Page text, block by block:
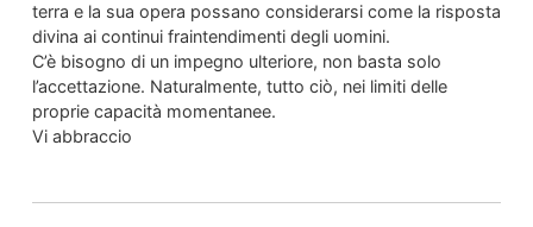
terra e la sua opera possano considerarsi come la risposta
divina ai continui fraintendimenti degli uomini.
C’è bisogno di un impegno ulteriore, non basta solo
l’accettazione. Naturalmente, tutto ciò, nei limiti delle
proprie capacità momentanee.
Vi abbraccio